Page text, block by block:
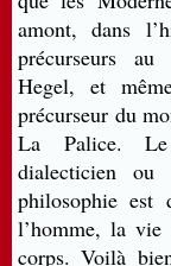
amont, dans
précurseurs au
Hegel, et
précurseur du
La Palice. Le
dialecticien
philosophie est
l’homme, la vie
corps. Voilà